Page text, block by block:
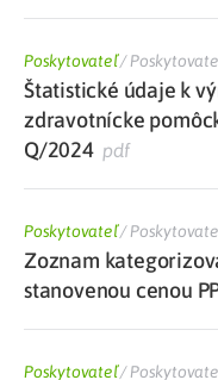
Poskytovateľ/
Štatistické údaje k
zdravotnícke
Q/2024pdf
Poskytovateľ/
Zoznam
stanovenou cenou
Poskytovateľ/